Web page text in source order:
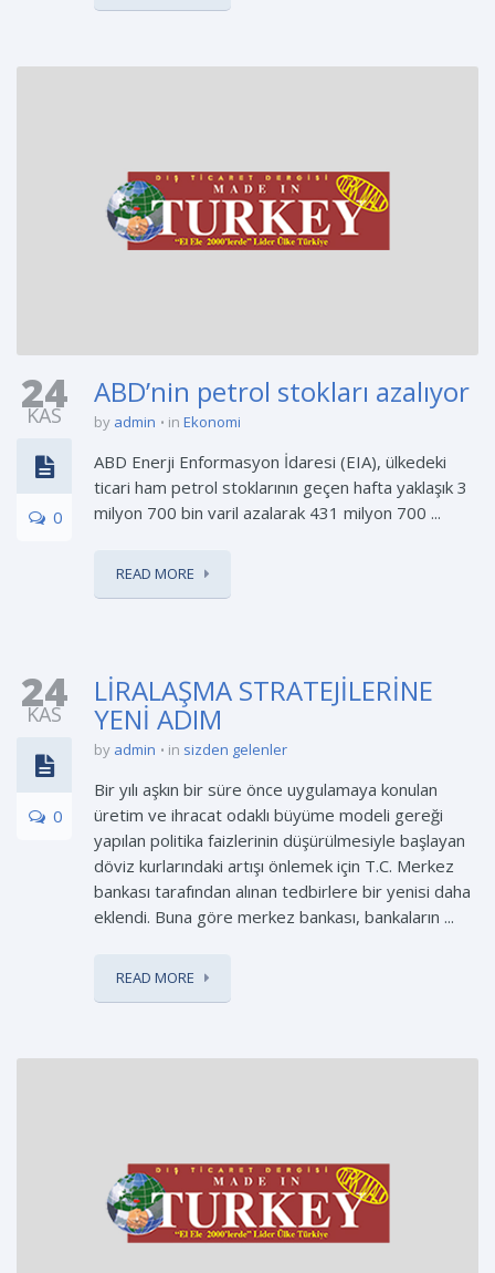
24
KAS
0
ABD’nin petrol stokları azalıyor
by admin in Ekonomi
ABD Enerji Enformasyon İdaresi (EIA), ülkedeki
ticari ham petrol stoklarının geçen hafta yaklaşık 3
milyon 700 bin varil azalarak 431 milyon 700 ...
READ MORE
24
KAS
0
LİRALAŞMA STRATEJİLERİNE
YENİ ADIM
by admin in sizden gelenler
Bir yılı aşkın bir süre önce uygulamaya konulan
üretim ve ihracat odaklı büyüme modeli gereği
yapılan politika faizlerinin düşürülmesiyle başlayan
döviz kurlarındaki artışı önlemek için T.C. Merkez
bankası tarafından alınan tedbirlere bir yenisi daha
eklendi. Buna göre merkez bankası, bankaların ...
READ MORE